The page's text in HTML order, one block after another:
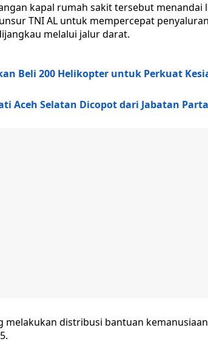
kapal rumah sakit tersebut menandai
TNI AL untuk mempercepat
melalui jalur darat.
Beli 200 Helikopter untuk Perkuat
Aceh Selatan Dicopot dari Jabatan
melakukan distribusi bantuan kemanusiaan